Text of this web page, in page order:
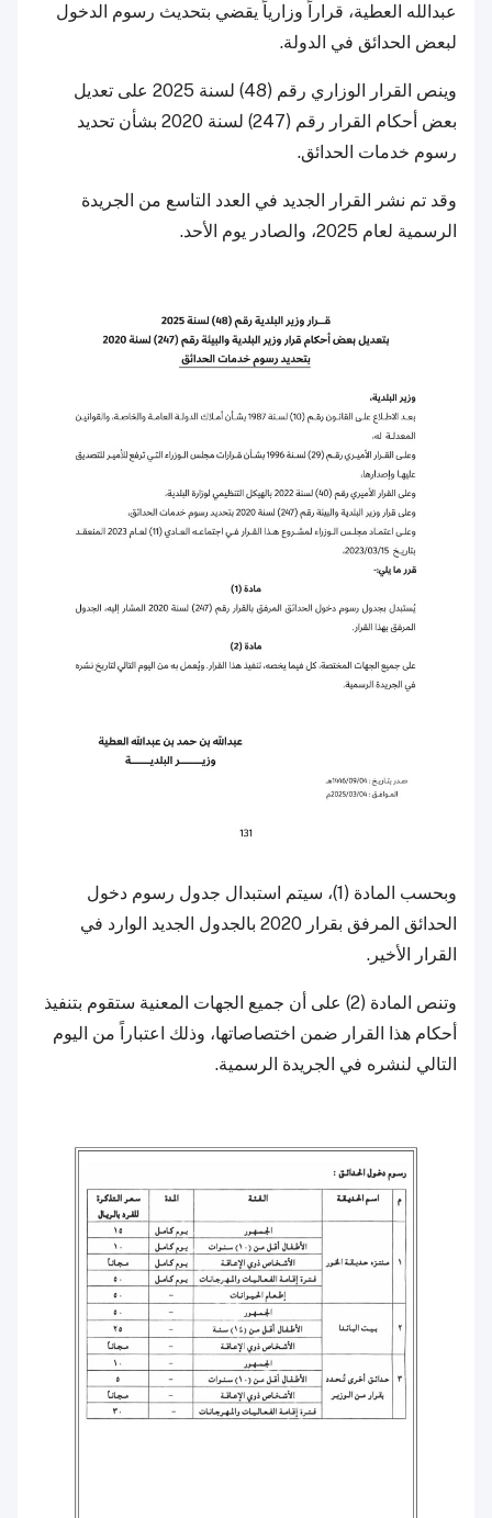
عبدالله العطية، قراراً وزارياً يقضي بتحديث رسوم الدخول
لبعض الحدائق في الدولة.
وينص القرار الوزاري رقم (48) لسنة 2025 على تعديل
بعض أحكام القرار رقم (247) لسنة 2020 بشأن تحديد
رسوم خدمات الحدائق.
وقد تم نشر القرار الجديد في العدد التاسع من الجريدة
الرسمية لعام 2025، والصادر يوم الأحد.
وبحسب المادة (1)، سيتم استبدال جدول رسوم دخول
الحدائق المرفق بقرار 2020 بالجدول الجديد الوارد في
القرار الأخير.
وتنص المادة (2) على أن جميع الجهات المعنية ستقوم بتنفيذ
أحكام هذا القرار ضمن اختصاصاتها، وذلك اعتباراً من اليوم
التالي لنشره في الجريدة الرسمية.